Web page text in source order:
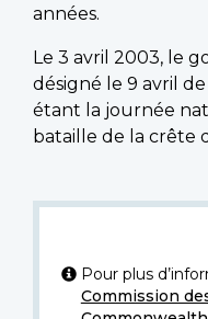
années.
Le 3 avril 2003, le
désigné le 9 avril
étant la journée
bataille de la crête
Pour plus
Commission